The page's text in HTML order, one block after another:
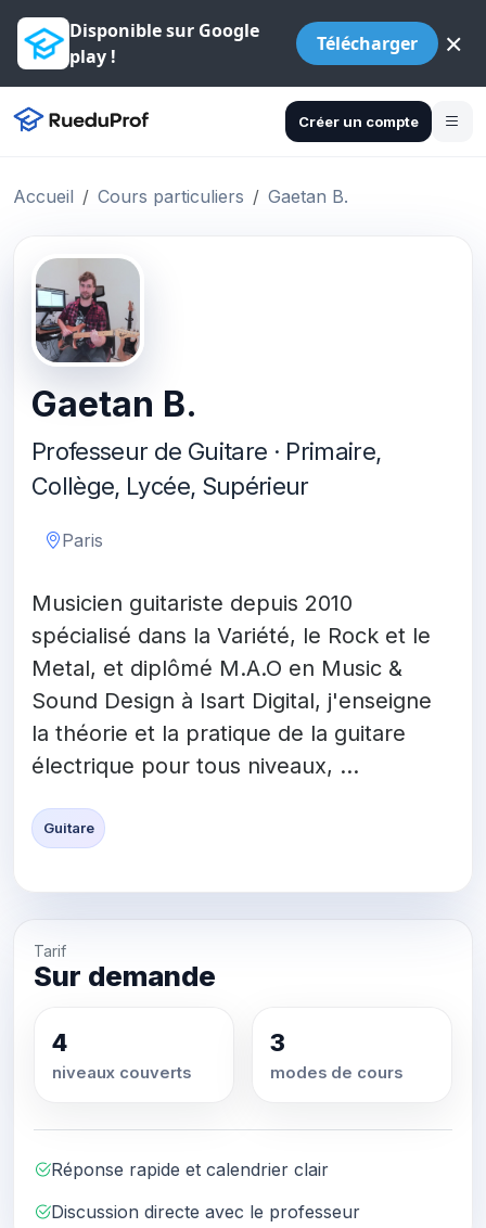
Disponible sur Google
play !
Télécharger ×
Créer un compte
Accueil Cours particuliers Gaetan B.
Gaetan B.
Professeur de Guitare · Primaire,
Collège, Lycée, Supérieur
Paris
Musicien guitariste depuis 2010
spécialisé dans la Variété, le Rock et le
Metal, et diplômé M.A.O en Music &
Sound Design à Isart Digital, j'enseigne
la théorie et la pratique de la guitare
électrique pour tous niveaux, ...
Guitare
Tarif
Sur demande
4
niveaux couverts
3
modes de cours
Réponse rapide et calendrier clair
Discussion directe avec le professeur